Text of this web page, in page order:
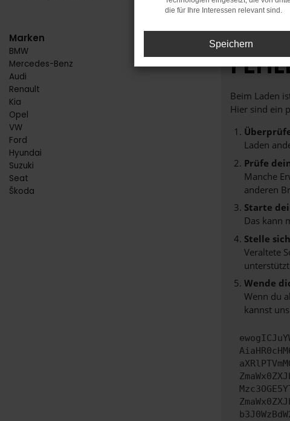
Marken
BMW
Mercedes-Benz
Audi
Renault
Kia
Opel
VW
Ford
Hyundai
Suzuki
Seat
Škoda
Beim Laden
Hier sind ein
Laden
Prüfe
Manche
anderen
Starte
Das kann
Stelle
Veraltete
Wende
Wenn du
kannst
die für Ihre Interessen relevant sind.
Speichern